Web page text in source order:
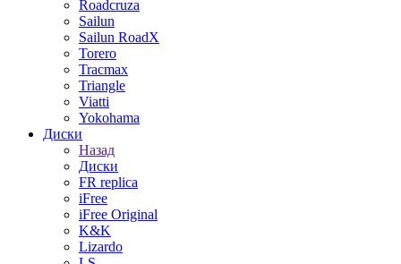
Roadcruza
Sailun
Sailun RoadX
Torero
Tracmax
Triangle
Viatti
Yokohama
Диски
Назад
Диски
FR replica
iFree
iFree Original
K&K
Lizardo